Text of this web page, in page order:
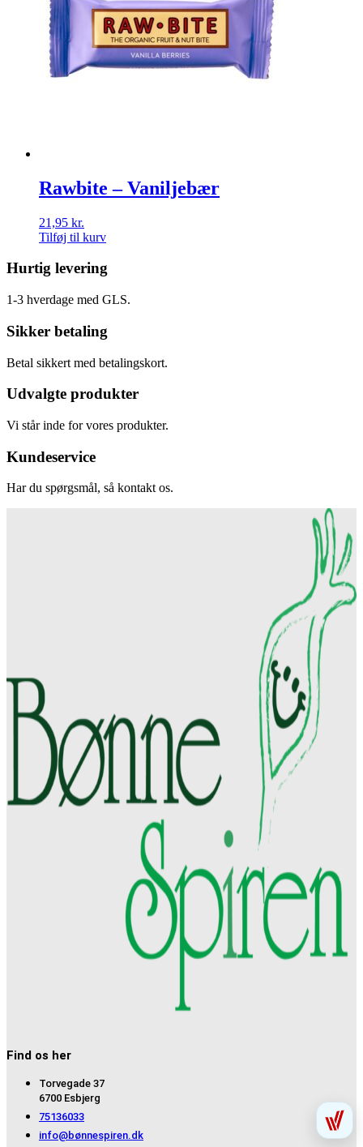
Rawbite – Vaniljebær
21,95 kr.
Tilføj til kurv
Hurtig levering
1-3 hverdage med GLS.
Sikker betaling
Betal sikkert med betalingskort.
Udvalgte produkter
Vi står inde for vores produkter.
Kundeservice
Har du spørgsmål, så kontakt os.
Find os her
Torvegade 37
6700 Esbjerg
75136033
info@bønnespiren.dk